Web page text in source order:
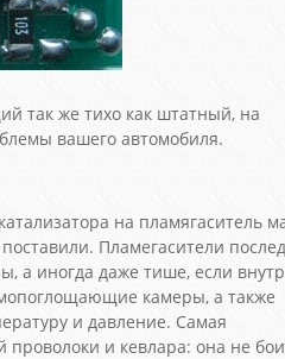
так же тихо как штатный, на
вашего автомобиля.
на пламягаситель
Пламегасители
а иногда даже тише, если
камеры, а также
и давление. Самая
и кевлара: она не